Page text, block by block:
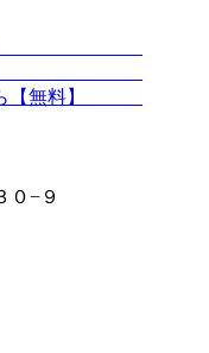
【無料】
【無料】
ら【無料】
０−９